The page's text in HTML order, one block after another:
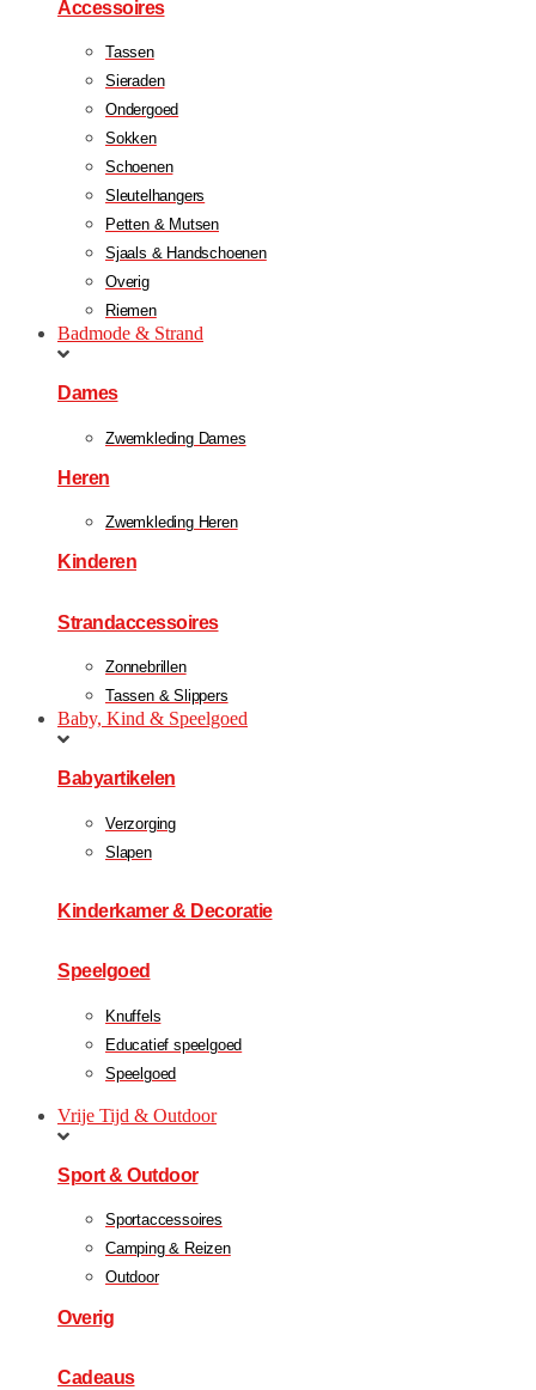
Accessoires
Tassen
Sieraden
Ondergoed
Sokken
Schoenen
Sleutelhangers
Petten & Mutsen
Sjaals & Handschoenen
Overig
Riemen
Badmode & Strand
Dames
Zwemkleding Dames
Heren
Zwemkleding Heren
Kinderen
Strandaccessoires
Zonnebrillen
Tassen & Slippers
Baby, Kind & Speelgoed
Babyartikelen
Verzorging
Slapen
Kinderkamer & Decoratie
Speelgoed
Knuffels
Educatief speelgoed
Speelgoed
Vrije Tijd & Outdoor
Sport & Outdoor
Sportaccessoires
Camping & Reizen
Outdoor
Overig
Cadeaus